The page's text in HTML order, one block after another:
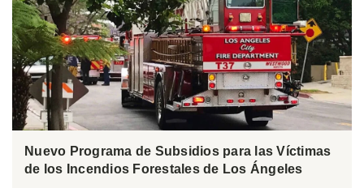
Nuevo Programa de Subsidios para las Víctimas
de los Incendios Forestales de Los Ángeles